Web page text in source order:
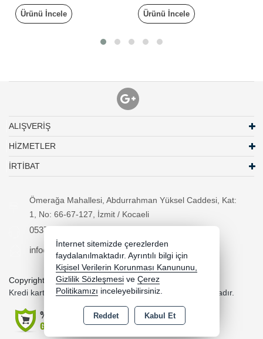
Ürünü İncele Ürünü İncele
ALIŞVERİŞ
HİZMETLER
İRTİBAT
Ömerağa Mahallesi, Abdurrahman Yüksel Caddesi, Kat:
1, No: 66-67-127, İzmit / Kocaeli
05370294557
info@necipbilgisayar.net
Copyright 2026 necipbilgisayar.net - Tüm hakları saklıdır.
Kredi kartı bilgileriniz 256bit SSL sertifikası ile korunmaktadır.
İnternet sitemizde çerezlerden
faydalanılmaktadır. Ayrıntılı bilgi için
Kişisel Verilerin Korunması Kanununu,
Gizlilik Sözleşmesi ve Çerez
Politikamızı inceleyebilirsiniz.
Reddet Kabul Et